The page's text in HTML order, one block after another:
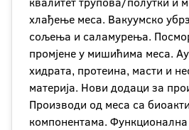
хлађење меса. Вакуумско
сољења и саламурења.
промјене у мишићима меса.
хидрата, протеина, масти и
материја. Нови додаци за
Производи од меса са
компонентама. Функционална